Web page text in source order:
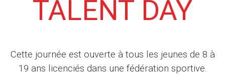
TALENT DAY
Cette journée est ouverte à tous les jeunes de 8 à
19 ans licenciés dans une fédération sportive.